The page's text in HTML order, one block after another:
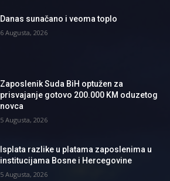
Danas sunačano i veoma toplo
6 Augusta, 2026
Zaposlenik Suda BiH optužen za
prisvajanje gotovo 200.000 KM oduzetog
novca
5 Augusta, 2026
Isplata razlike u platama zaposlenima u
institucijama Bosne i Hercegovine
5 Augusta, 2026